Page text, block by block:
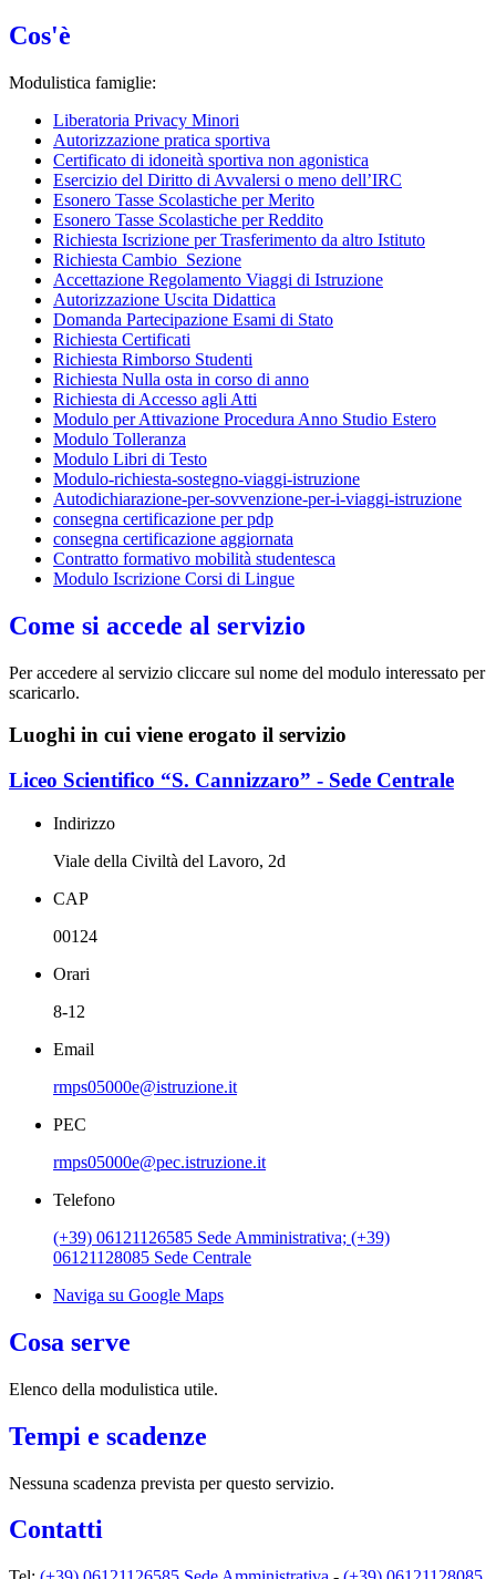
Cos'è
Modulistica famiglie:
Liberatoria Privacy Minori
Autorizzazione pratica sportiva
Certificato di idoneità sportiva non agonistica
Esercizio del Diritto di Avvalersi o meno dell’IRC
Esonero Tasse Scolastiche per Merito
Esonero Tasse Scolastiche per Reddito
Richiesta Iscrizione per Trasferimento da altro Istituto
Richiesta Cambio_Sezione
Accettazione Regolamento Viaggi di Istruzione
Autorizzazione Uscita Didattica
Domanda Partecipazione Esami di Stato
Richiesta Certificati
Richiesta Rimborso Studenti
Richiesta Nulla osta in corso di anno
Richiesta di Accesso agli Atti
Modulo per Attivazione Procedura Anno Studio Estero
Modulo Tolleranza
Modulo Libri di Testo
Modulo-richiesta-sostegno-viaggi-istruzione
Autodichiarazione-per-sovvenzione-per-i-viaggi-istruzione
consegna certificazione per pdp
consegna certificazione aggiornata
Contratto formativo mobilità studentesca
Modulo Iscrizione Corsi di Lingue
Come si accede al servizio
Per accedere al servizio cliccare sul nome del modulo interessato per
scaricarlo.
Luoghi in cui viene erogato il servizio
Liceo Scientifico “S. Cannizzaro” - Sede Centrale
Indirizzo
Viale della Civiltà del Lavoro, 2d
CAP
00124
Orari
8-12
Email
rmps05000e@istruzione.it
PEC
rmps05000e@pec.istruzione.it
Telefono
(+39) 06121126585 Sede Amministrativa; (+39)
06121128085 Sede Centrale
Naviga su Google Maps
Cosa serve
Elenco della modulistica utile.
Tempi e scadenze
Nessuna scadenza prevista per questo servizio.
Contatti